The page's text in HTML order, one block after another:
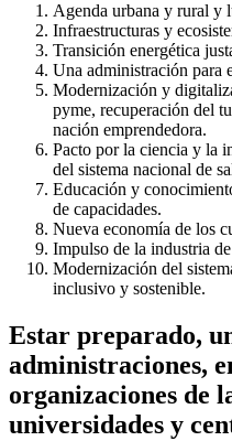
Agenda urbana y rural y
Infraestructuras y
Transición energética
Una administración para
Modernización y
pyme, recuperación del
nación emprendedora.
Pacto por la ciencia y la
del sistema nacional de
Educación y
de capacidades.
Nueva economía de los
Impulso de la industria
Modernización del
inclusivo y sostenible.
Estar preparado,
administraciones,
organizaciones de
universidades y